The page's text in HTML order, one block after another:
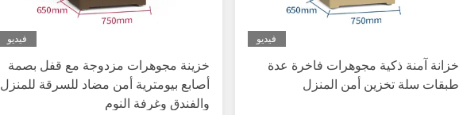
فيديو
خزانة آمنة ذكية مجوهرات فاخرة عدة
طبقات سلة تخزين أمن المنزل
فيديو
خزينة مجوهرات مزدوجة مع قفل بصمة
أصابع بيومترية أمن مضاد للسرقة للمنزل
والفندق وغرفة النوم